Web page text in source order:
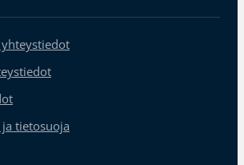
tietosuoja